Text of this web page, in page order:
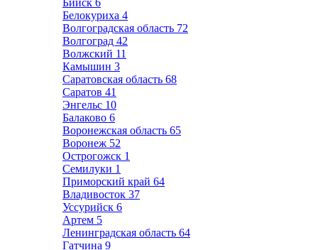
Бийск 6
Белокуриха 4
Волгоградская область 72
Волгоград 42
Волжский 11
Камышин 3
Саратовская область 68
Саратов 41
Энгельс 10
Балаково 6
Воронежская область 65
Воронеж 52
Острогожск 1
Семилуки 1
Приморский край 64
Владивосток 37
Уссурийск 6
Артем 5
Ленинградская область 64
Гатчина 9